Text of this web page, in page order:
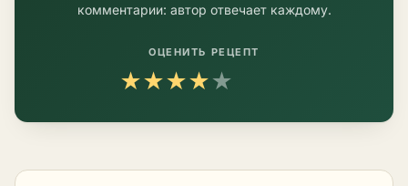
комментарии: автор отвечает каждому.
ОЦЕНИТЬ РЕЦЕПТ
★★★★★